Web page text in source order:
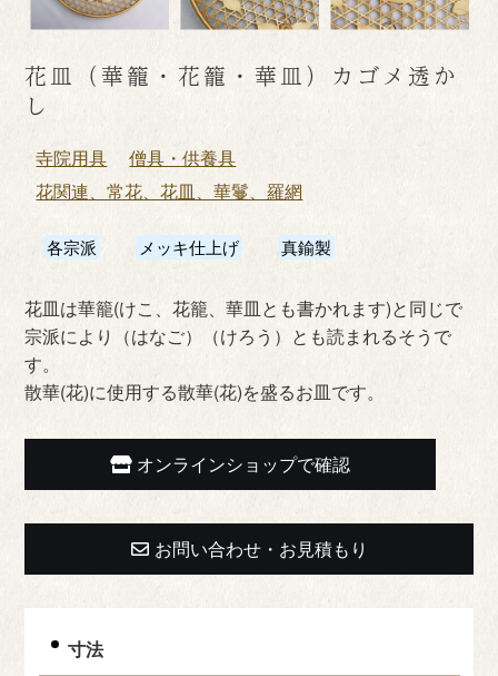
花皿（華籠・花籠・華皿）カゴメ透か
し
寺院用具
僧具・供養具
花関連、常花、花皿、華鬘、羅網
各宗派 メッキ仕上げ 真鍮製
花皿は華籠(けこ、花籠、華皿とも書かれます)と同じで
宗派により（はなご）（けろう）とも読まれるそうで
す。
散華(花)に使用する散華(花)を盛るお皿です。
オンラインショップで確認
お問い合わせ・お見積もり
寸法